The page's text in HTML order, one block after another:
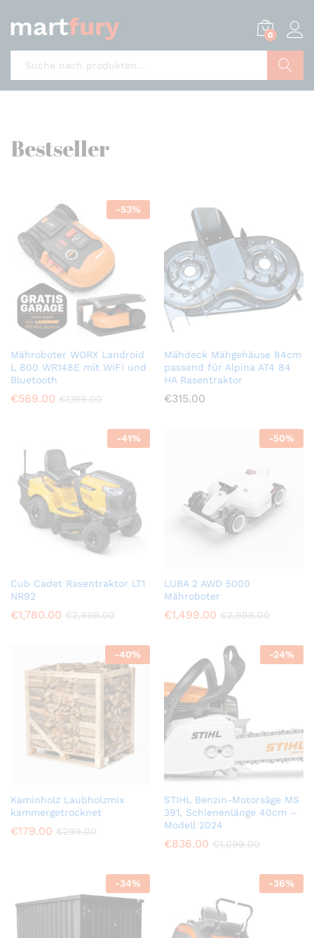
0
Bestseller
-53%
Mähroboter WORX Landroid
L 800 WR148E mit WiFi und
Bluetooth
€569.00 €1,199.00
Mähdeck Mähgehäuse 84cm
passend für Alpina AT4 84
HA Rasentraktor
€315.00
-41%
Cub Cadet Rasentraktor LT1
NR92
€1,780.00 €2,999.00
-50%
LUBA 2 AWD 5000
Mähroboter
€1,499.00 €2,999.00
-40%
Kaminholz Laubholzmix
kammergetrocknet
€179.00 €299.00
-24%
STIHL Benzin-Motorsäge MS
391, Schienenlänge 40cm –
Modell 2024
€836.00 €1,099.00
-34% -36%